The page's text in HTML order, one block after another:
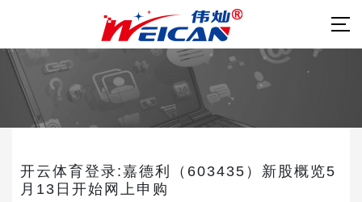
开云体育登录:嘉德利（603435）新股概览5
月13日开始网上申购